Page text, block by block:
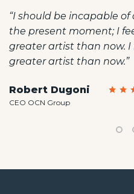
“I should be incapable
the present moment; I
greater artist than now. I
greater artist than now.”
Robert Dugoni
CEO OCN Group